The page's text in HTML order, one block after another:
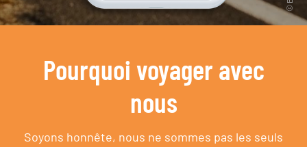
Pourquoi voyager avec
nous
Soyons honnête, nous ne sommes pas les seuls